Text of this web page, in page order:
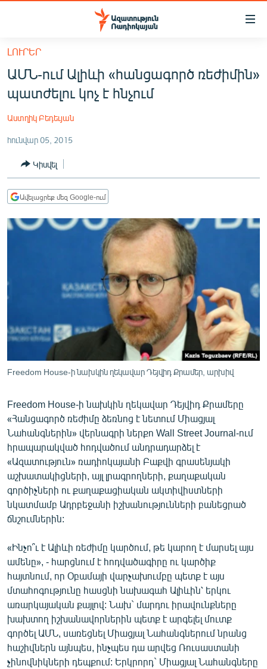
Մատչելիության
հիմնական
բովանդակությանը
հիմնական
մենյուին
ՔԱՂԱՔԱԿԱՆ
ԸՆՏՐՈՒԹՅՈՒՆՆԵՐ 2026
ԻՐԱՎՈՒՆՔ
ՀԱՍԱՐԱԿՈՒԹՅՈՒՆ
ՏՆՏԵՍՈՒԹՅՈՒՆ
ՊԱՏԵՐԱԶՄԻ 6 ՇԱԲԱԹՆԵՐԸ
ՄԵԿՆԱԲԱՆՈՒԹՅՈՒՆ
ՏՏ ԵՒ ԻՆՏԵՐՆԵՏ
ԱՐԽԻՎ
ՏԵՍԱՆՅՈՒԹԵՐ
ԲԱՆԱՎԵՃ
ՁԳՏԵԼՈՎ ԼԱՎԱԳՈՒՅՆԻՆ
ՓՈԴՔԱՍԹ
Հայերեն
English
Русский
ՀԵՏԵՎԵՔ ՄԵԶ
ԼՈՒՐԵՐ
ԱՄՆ-ում Ալիևի «հանցագործ ռեժիմին»
պատժելու կոչ է հնչում
Աստղիկ Բեդեւյան
հունվար 05, 2015
Կիսվել
Ավելացրեք մեզ Google-ում
Freedom House-ի նախկին ղեկավար Դեյվիդ Քրամեր, արխիվ
Freedom House-ի նախկին ղեկավար Դեյվիդ Քրամերը
«Հանցագործ ռեժիմը ձեռնոց է նետում Միացյալ
Նահանգներին» վերնագրի ներքո Wall Street Journal-ում
հրապարակված հոդվածում անդրադարձել է
«Ազատություն» ռադիոկայանի Բաքվի գրասենյակի
աշխատակիցների, այլ լրագրողների, քաղաքական
գործիչների ու քաղաքացիական ակտիվիստների
նկատմամբ Ադրբեջանի իշխանությունների բանեցրած
ճնշումներին:
«Ինչո՞ւ է Ալիևի ռեժիմը կարծում, թե կարող է մարսել այս
ամենը», - հարցնում է հոդվածագիրը ու կարծիք
հայտնում, որ Օբամայի վարչախումբը պետք է այս
մտահոգությունը հասցնի նախագահ Ալիևին՝ երկու
առարկայական քայլով: Նախ` մարդու իրավունքները
խախտող իշխանավորներին պետք է արգելել մուտք
գործել ԱՄՆ, սառեցնել Միացյալ Նահանգներում նրանց
հաշիվներն այնպես, ինչպես դա արվեց Ռուսաստանի
չինովնիկների դեպքում: Երկրորդ` Միացյալ Նահանգները